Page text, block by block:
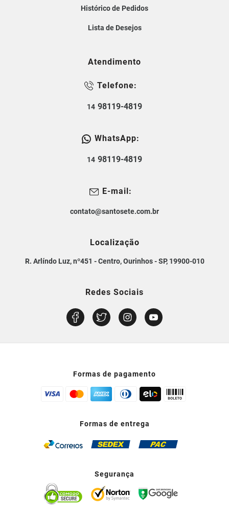
Histórico de Pedidos
Lista de Desejos
Atendimento
Telefone:
14 98119-4819
WhatsApp:
14 98119-4819
E-mail:
contato@santosete.com.br
Localização
R. Arlíndo Luz, nº451 - Centro, Ourinhos - SP, 19900-010
Redes Sociais
Formas de pagamento
Formas de entrega
Segurança